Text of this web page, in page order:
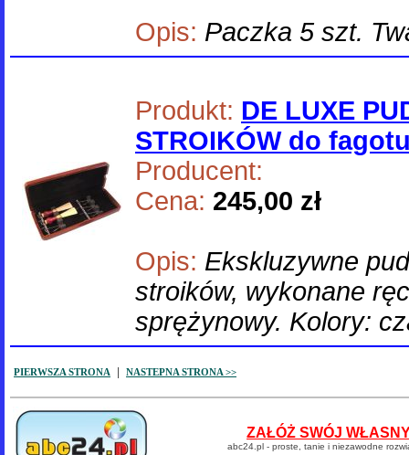
Opis: Paczka 5 szt.
Produkt: DE LUXE
STROIKÓW do
Producent:
Cena: 245,00 zł
Opis: Ekskluzywne
stroików, wykonane
sprężynowy. Kolory:
PIERWSZA STRONA NASTEPNA STRONA >>
ZAŁÓŻ SWÓJ
abc24.pl - proste, tanie i niezawodne